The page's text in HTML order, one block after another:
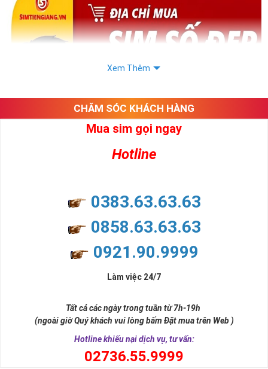
Sim điện thoại ngày nay là một công cụ thiết yếu và là một
phần không thể thiếu trong cuộc sống hàng ngày của mỗi
người. Khi dùng một sim điện thoại đẹp sẽ đem cho bạn sự
tự tin trong cuộc sống, thành công trong công việc
Xem Thêm
CHĂM SÓC KHÁCH HÀNG
Mua sim gọi ngay
Hotline
0383.63.63.63
0858.63.63.63
0921.90.9999
Làm việc 24/7
Tất cả các ngày trong tuần từ 7h-19h
(ngoài giờ Quý khách vui lòng bấm Đặt mua trên Web )
Hotline khiếu nại dịch vụ, tư vấn:
02736.55.9999